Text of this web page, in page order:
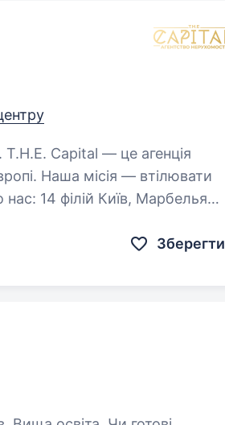
Наша місія — втілювати
Зберегти